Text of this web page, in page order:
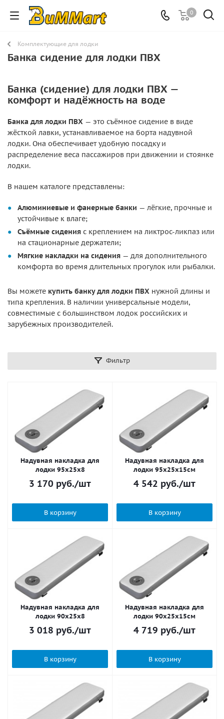
0
Комплектующие для лодки
Банка сидение для лодки ПВХ
Банка (сидение) для лодки ПВХ —
комфорт и надёжность на воде
Банка для лодки ПВХ — это съёмное сидение в виде
жёсткой лавки, устанавливаемое на борта надувной
лодки. Она обеспечивает удобную посадку и
распределение веса пассажиров при движении и стоянке
лодки.
В нашем каталоге представлены:
Алюминиевые и фанерные банки — лёгкие, прочные и
устойчивые к влаге;
Съёмные сидения с креплением на ликтрос-ликпаз или
на стационарные держатели;
Мягкие накладки на сидения — для дополнительного
комфорта во время длительных прогулок или рыбалки.
Вы можете купить банку для лодки ПВХ нужной длины и
типа крепления. В наличии универсальные модели,
совместимые с большинством лодок российских и
зарубежных производителей.
Фильтр
Надувная накладка для
лодки 95х25x8
3 170 руб./шт
В корзину
Надувная накладка для
лодки 95х25x15см
4 542 руб./шт
В корзину
Надувная накладка для
лодки 90х25x8
3 018 руб./шт
В корзину
Надувная накладка для
лодки 90х25x15см
4 719 руб./шт
В корзину